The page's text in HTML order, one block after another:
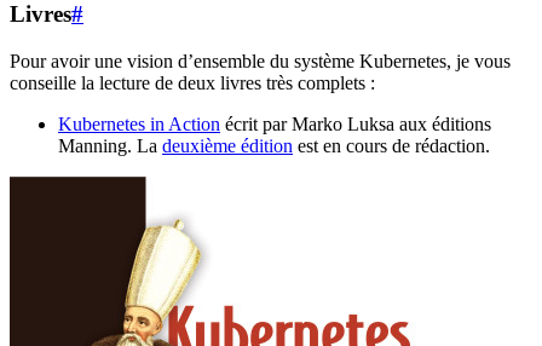
Livres#
Pour avoir une vision d’ensemble du système Kubernetes, je vous
conseille la lecture de deux livres très complets :
Kubernetes in Action écrit par Marko Luksa aux éditions
Manning. La deuxième édition est en cours de rédaction.